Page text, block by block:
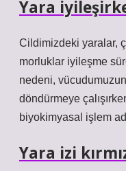
Yara
Cildimizdeki yaralar,
morluklar iyileşme
nedeni,
döndürmeye
biyokimyasal işlem
Yara izi